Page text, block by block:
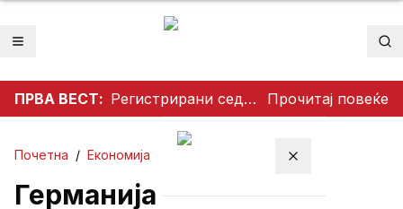
Отвори мени
ПРВА ВЕСТ: Регистрирани седум нови случаи на Западнонилска треска во Скопје Прочитај повеќе
Затвори мени
Почетна / Економија
Германија вложува